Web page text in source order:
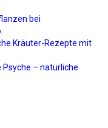
bei
Kräuter-Rezepte mit
Psyche – natürliche